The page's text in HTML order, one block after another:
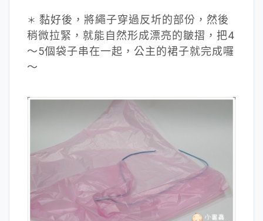
＊ 黏好後，將繩子穿過反圻的部份，然後
稍微拉緊，就能自然形成漂亮的皺摺，把4
～5個袋子串在一起，公主的裙子就完成囉
～